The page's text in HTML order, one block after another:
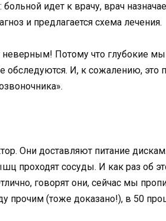
больной идет к врачу, врач
и предлагается схема лечения.
неверным! Потому что глубокие
И, к сожалению, это
Они доставляют питание
проходят сосуды. И как раз об
говорят они, сейчас мы
прочим (тоже доказано!), в 50